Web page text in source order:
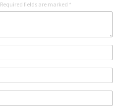
Required fields are marked *